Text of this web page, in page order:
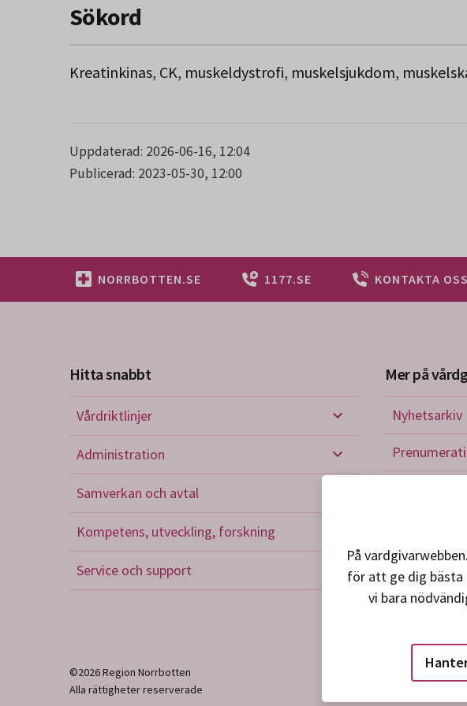
Sökord
Kreatinkinas, CK, muskeldystrofi, muskelsjukdom,
Uppdaterad: 2026-06-16, 12:04
Publicerad: 2023-05-30, 12:00
NORRBOTTEN.SE 1177.SE KONTAKTA OSS
Hitta snabbt
Vårdriktlinjer
Vårdriktlinjer
Administration
Samverkan och avtal
Kompetens, utveckling, forskning
Service och support
Service och support
Mer på
Nyhetsarkiv
©2026 Region Norrbotten
Alla rättigheter reserverade
På
för att ge dig
vi bara